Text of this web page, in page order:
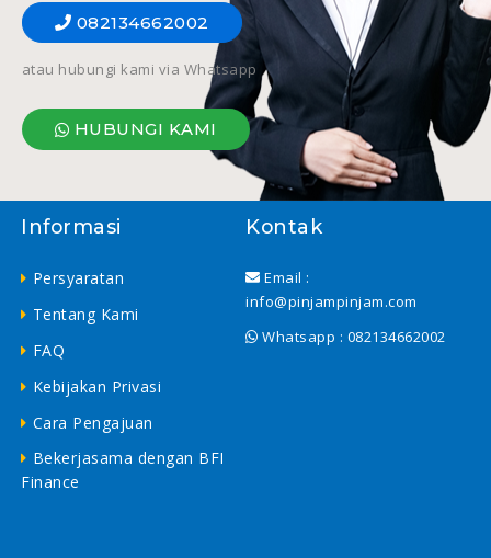
082134662002
atau hubungi kami via Whatsapp
HUBUNGI KAMI
Informasi
Persyaratan
Tentang Kami
FAQ
Kebijakan Privasi
Cara Pengajuan
Bekerjasama dengan BFI
Finance
Kontak
Email :
info@pinjampinjam.com
Whatsapp : 082134662002